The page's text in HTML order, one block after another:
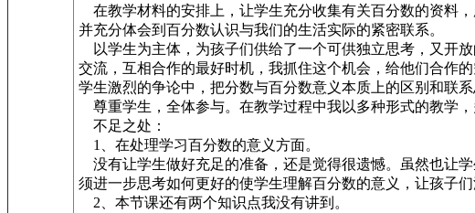
在教学材料的安排上，让学生充分收集有关百分数的资料
并充分体会到百分数认识与我们的生活实际的紧密联系。
以学生为主体，为孩子们供给了一个可供独立思考，又开
交流，互相合作的最好时机，我抓住这个机会，给他们合作
学生激烈的争论中，把分数与百分数意义本质上的区别和联
尊重学生，全体参与。在教学过程中我以多种形式的教学
不足之处：
1、在处理学习百分数的意义方面。
没有让学生做好充足的准备，还是觉得很遗憾。虽然也让
须进一步思考如何更好的使学生理解百分数的意义，让孩子们
2、本节课还有两个知识点我没有讲到。